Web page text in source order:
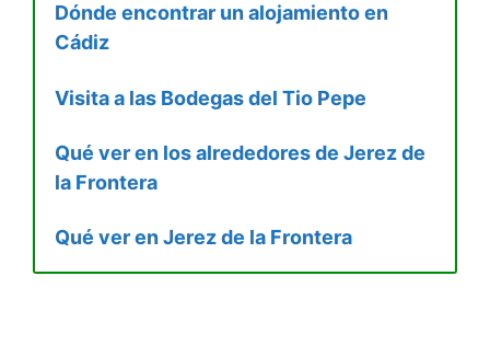
Dónde encontrar un alojamiento en
Cádiz
Visita a las Bodegas del Tio Pepe
Qué ver en los alrededores de Jerez de
la Frontera
Qué ver en Jerez de la Frontera